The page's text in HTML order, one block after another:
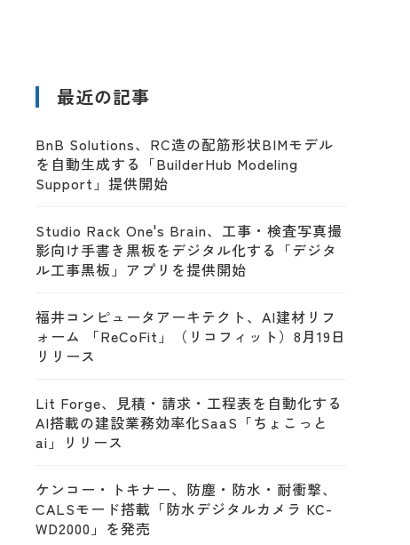
最近の記事
BnB Solutions、RC造の配筋形状BIMモデル
を自動生成する「BuilderHub Modeling
Support」提供開始
Studio Rack One's Brain、工事・検査写真撮
影向け手書き黒板をデジタル化する「デジタ
ル工事黒板」アプリを提供開始
福井コンピュータアーキテクト、AI建材リフ
ォーム 「ReCoFit」（リコフィット）8月19日
リリース
Lit Forge、見積・請求・工程表を自動化する
AI搭載の建設業務効率化SaaS「ちょこっと
ai」リリース
ケンコー・トキナー、防塵・防水・耐衝撃、
CALSモード搭載「防水デジタルカメラ KC-
WD2000」を発売